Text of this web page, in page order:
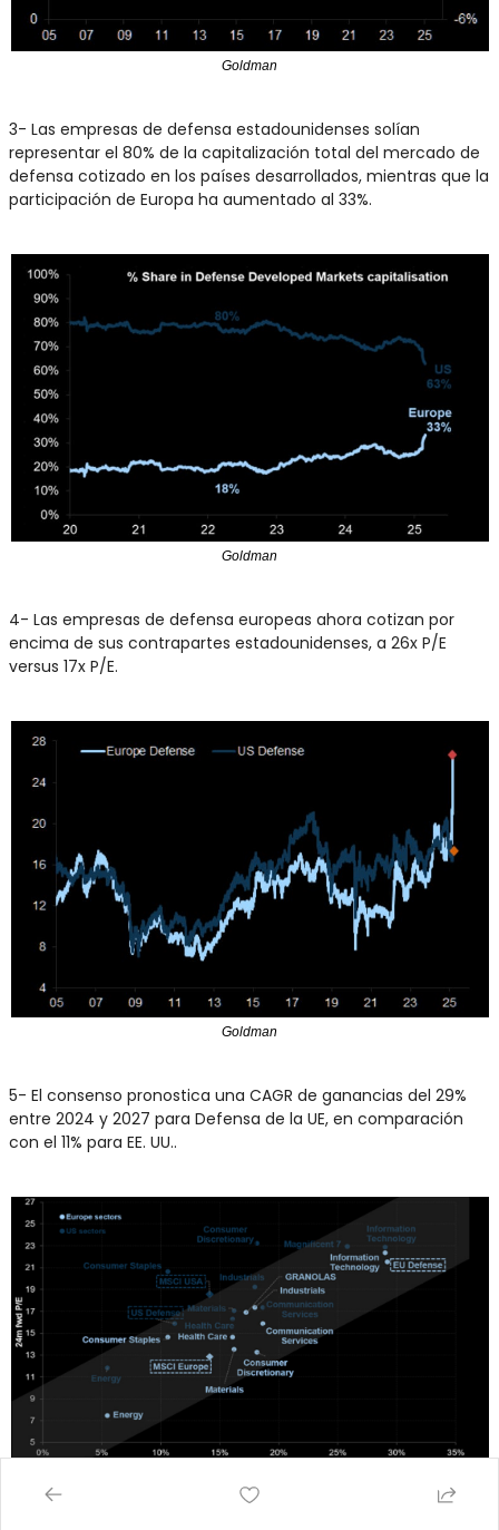
Goldman
3- Las empresas de defensa estadounidenses solían
representar el 80% de la capitalización total del mercado de
defensa cotizado en los países desarrollados, mientras que la
participación de Europa ha aumentado al 33%.
Goldman
4- Las empresas de defensa europeas ahora cotizan por
encima de sus contrapartes estadounidenses, a 26x P/E
versus 17x P/E.
Goldman
5- El consenso pronostica una CAGR de ganancias del 29%
entre 2024 y 2027 para Defensa de la UE, en comparación
con el 11% para EE. UU..